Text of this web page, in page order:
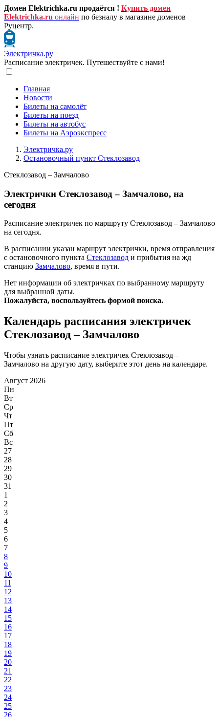
Домен Elektrichka.ru продаётся ! Купить домен
Elektrichka.ru онлайн по безналу в магазине доменов
Руцентр.
Электричка.ру
Расписание электричек. Путешествуйте с нами!
Главная
Новости
Билеты на самолёт
Билеты на поезд
Билеты на автобус
Билеты на Аэроэкспресс
Электричка.ру
Остановочный пункт Стеклозавод
Стеклозавод – Замчалово
Электрички Стеклозавод – Замчалово, на
сегодня
Расписание электричек по маршруту Стеклозавод – Замчалово
на сегодня.
В расписании указан маршрут электрички, время отправления
с остановочного пункта Стеклозавод и прибытия на жд
станцию Замчалово, время в пути.
Нет информации об электричках по выбранному маршруту
для выбранной даты.
Пожалуйста, воспользуйтесь формой поиска.
Календарь расписания электричек
Стеклозавод – Замчалово
Чтобы узнать расписание электричек Стеклозавод –
Замчалово на другую дату, выберите этот день на календаре.
Август 2026
Пн
Вт
Ср
Чт
Пт
Сб
Вс
27
28
29
30
31
1
2
3
4
5
6
7
8
9
10
11
12
13
14
15
16
17
18
19
20
21
22
23
24
25
26